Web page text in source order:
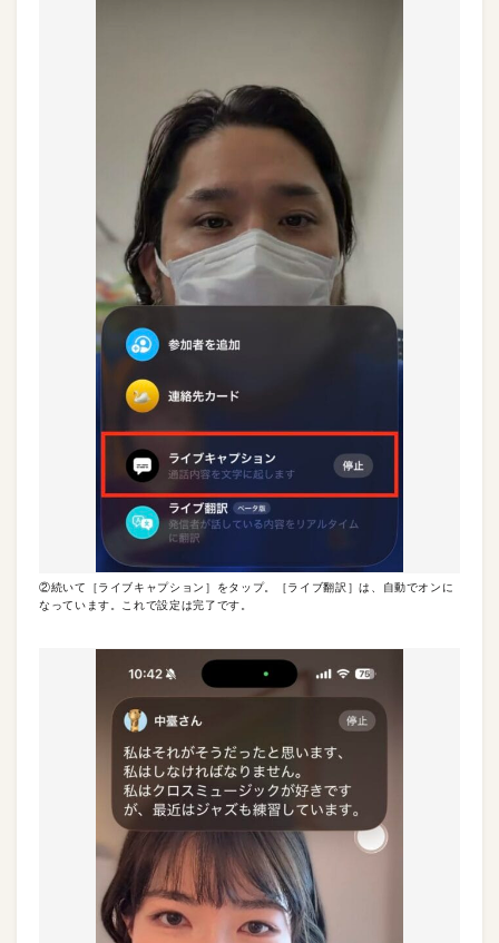
②続いて［ライブキャプション］をタップ。［ライブ翻訳］は、自動でオンに
なっています。これで設定は完了です。